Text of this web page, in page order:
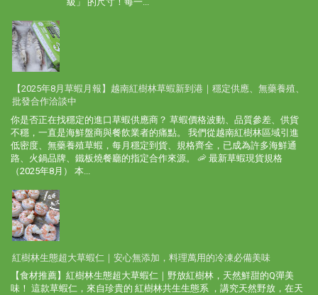
【2025年8月草蝦月報】越南紅樹林草蝦新到港｜穩定供應、無藥養殖、
批發合作洽談中
你是否正在找穩定的進口草蝦供應商？ 草蝦價格波動、品質參差、供貨
不穩，一直是海鮮盤商與餐飲業者的痛點。 我們從越南紅樹林區域引進
低密度、無藥養殖草蝦，每月穩定到貨、規格齊全，已成為許多海鮮通
路、火鍋品牌、鐵板燒餐廳的指定合作來源。 🦐 最新草蝦現貨規格
（2025年8月） 本...
紅樹林生態超大草蝦仁｜安心無添加，料理萬用的冷凍必備美味
【食材推薦】紅樹林生態超大草蝦仁｜野放紅樹林，天然鮮甜的Q彈美
味！ 這款草蝦仁，來自珍貴的 紅樹林共生生態系 ，講究天然野放，在天